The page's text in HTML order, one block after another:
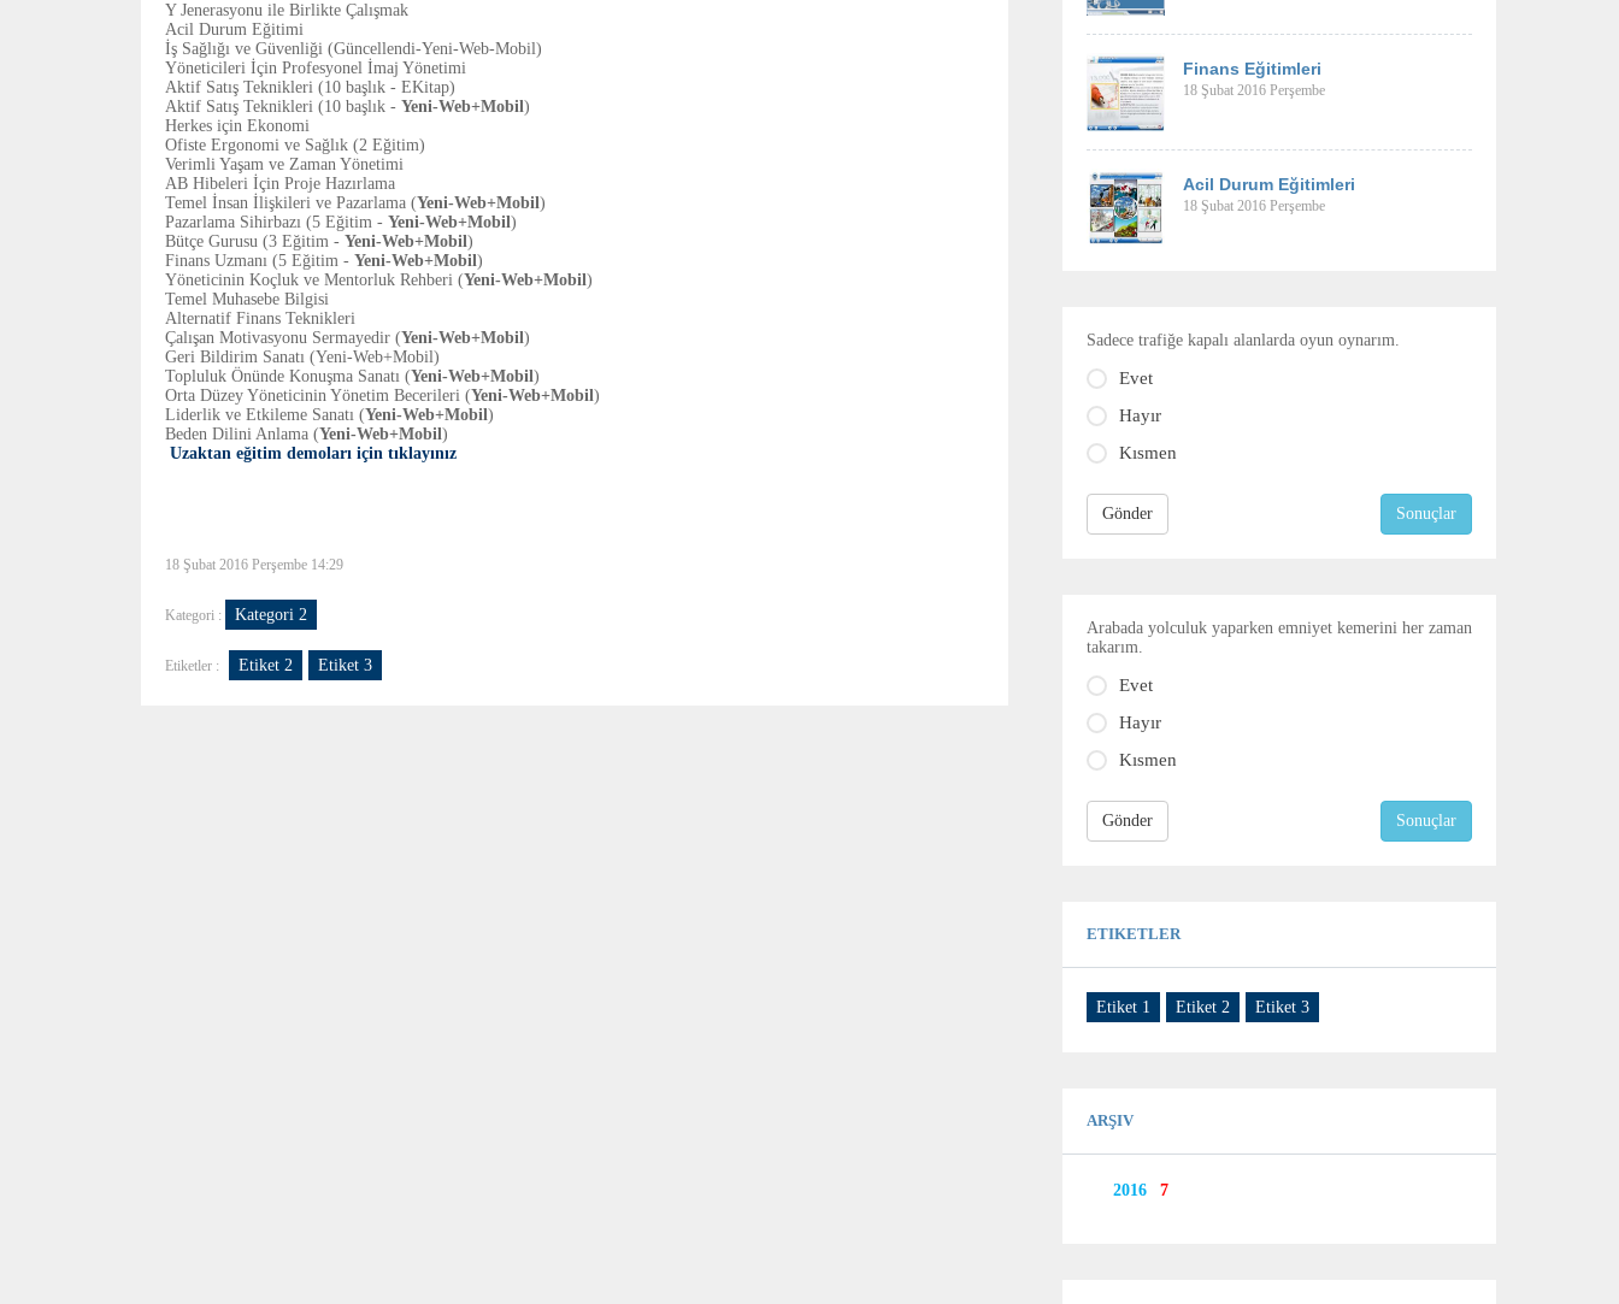
Y Jenerasyonu ile Birlikte Çalışmak
Acil Durum Eğitimi
İş Sağlığı ve Güvenliği (Güncellendi-Yeni-Web-Mobil)
Yöneticileri İçin Profesyonel İmaj Yönetimi
Aktif Satış Teknikleri (10 başlık - EKitap)
Aktif Satış Teknikleri (10 başlık - Yeni-Web+Mobil)
Herkes için Ekonomi
Ofiste Ergonomi ve Sağlık (2 Eğitim)
Verimli Yaşam ve Zaman Yönetimi
AB Hibeleri İçin Proje Hazırlama
Temel İnsan İlişkileri ve Pazarlama (Yeni-Web+Mobil)
Pazarlama Sihirbazı (5 Eğitim - Yeni-Web+Mobil)
Bütçe Gurusu (3 Eğitim - Yeni-Web+Mobil)
Finans Uzmanı (5 Eğitim - Yeni-Web+Mobil)
Yöneticinin Koçluk ve Mentorluk Rehberi (Yeni-Web+Mobil)
Temel Muhasebe Bilgisi
Alternatif Finans Teknikleri
Çalışan Motivasyonu Sermayedir (Yeni-Web+Mobil)
Geri Bildirim Sanatı (Yeni-Web+Mobil)
Topluluk Önünde Konuşma Sanatı (Yeni-Web+Mobil)
Orta Düzey Yöneticinin Yönetim Becerileri (Yeni-Web+Mobil)
Liderlik ve Etkileme Sanatı (Yeni-Web+Mobil)
Beden Dilini Anlama (Yeni-Web+Mobil)
Uzaktan eğitim demoları için tıklayınız
18 Şubat 2016 Perşembe 14:29
Kategori : Kategori 2
Etiketler : Etiket 2 Etiket 3
Finans Eğitimleri
18 Şubat 2016 Perşembe
Acil Durum Eğitimleri
18 Şubat 2016 Perşembe
Sadece trafiğe kapalı alanlarda oyun oynarım.
Evet
Hayır
Kısmen
Gönder Sonuçlar
Arabada yolculuk yaparken emniyet kemerini her zaman
takarım.
Evet
Hayır
Kısmen
Gönder Sonuçlar
ETIKETLER
Etiket 1 Etiket 2 Etiket 3
ARŞIV
2016 7